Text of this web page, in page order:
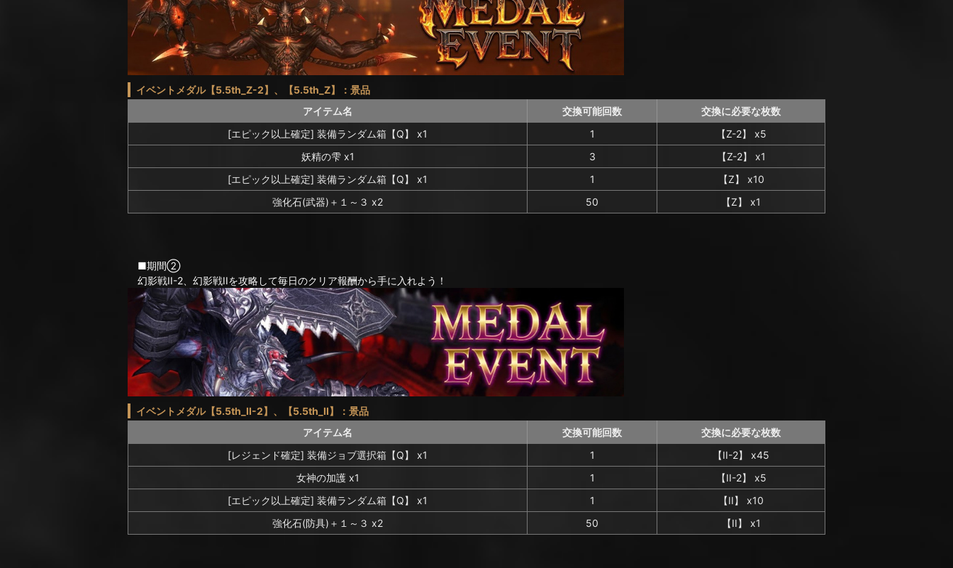
イベントメダル【5.5th_Z-2】、【5.5th_Z】：景品
アイテム名
交換可能回数
交換に必要な枚数
[エピック以上確定] 装備ランダム箱【Q】 x1
1
【Z-2】 x5
妖精の雫 x1
3
【Z-2】 x1
[エピック以上確定] 装備ランダム箱【Q】 x1
1
【Z】 x10
強化石(武器)＋１～３ x2
50 【Z】 x1
■期間②
幻影戦II-2、幻影戦IIを攻略して毎日のクリア報酬から手に入れよう！
イベントメダル【5.5th_II-2】、【5.5th_II】：景品
アイテム名
交換可能回数
交換に必要な枚数
[レジェンド確定] 装備ジョブ選択箱【Q】 x1
1
【II-2】 x45
女神の加護 x1
1
【II-2】 x5
[エピック以上確定] 装備ランダム箱【Q】 x1
1
【II】 x10
強化石(防具)＋１～３ x2
50 【II】 x1